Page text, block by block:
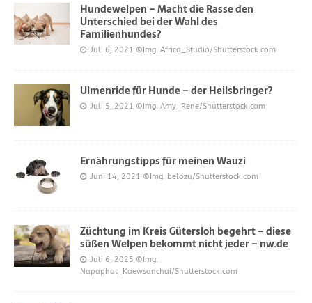
Hundewelpen – Macht die Rasse den
Unterschied bei der Wahl des
Familienhundes?
Juli 6, 2021 ©Img. Africa_Studio/Shutterstock.com
Ulmenride für Hunde – der Heilsbringer?
Juli 5, 2021 ©Img. Amy_Rene/Shutterstock.com
Ernährungstipps für meinen Wauzi
Juni 14, 2021 ©Img. belozu/Shutterstock.com
Züchtung im Kreis Gütersloh begehrt – diese
süßen Welpen bekommt nicht jeder – nw.de
Juli 6, 2025 ©Img.
Napaphat_Kaewsanchai/Shutterstock.com